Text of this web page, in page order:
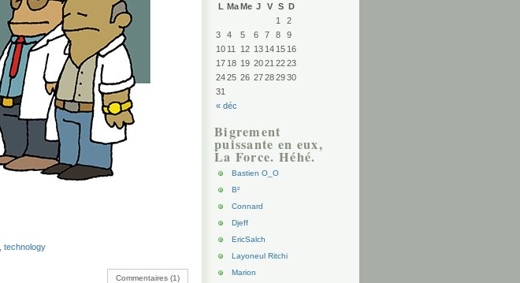
technology
Commentaires (1)
L MaMe J V S D
« déc
1
2
3
4 5 6 7 8
9
10 11 12 13 14 15 16
17 18 19 2021 2223
2425 26 27282930
31
Bigrement
puissante en eux,
La Force. Héhé.
Bastien O_O
B²
Connard
Djeff
EricSalch
Layoneul Ritchi
Marion